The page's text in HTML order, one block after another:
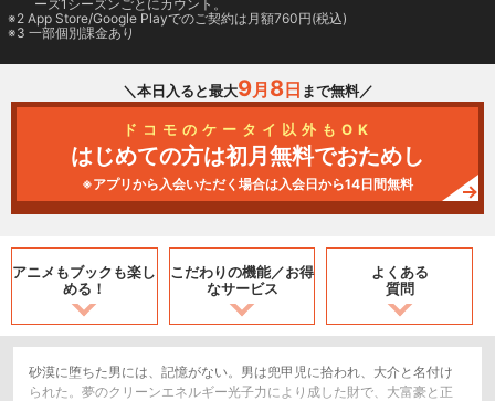
ーズ1シーズンごとにカウント。
2 App Store/Google Playでのご契約は月額760円(税込)
3 一部個別課金あり
＼本日入ると最大9月 8日 まで無料／
ドコモのケータイ以外もOK
はじめての方は初月無料でおためし
※アプリから入会いただく場合は入会日から14日間無料
アニメもブックも楽し
める！
こだわりの機能／お得
なサービス
よくある
質問
砂漠に堕ちた男には、記憶がない。男は兜甲児に拾われ、大介と名付け
られた。夢のクリーンエネルギー光子力により成した財で、大富豪と正